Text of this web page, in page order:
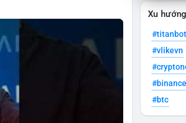
hàng quan trọng, minh
startup đầy tiềm năng.
Xu
#titanbot
#vlikevn
#btc